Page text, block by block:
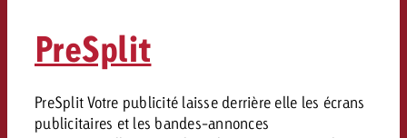
PreSplit
PreSplit Votre publicité laisse derrière elle les écrans
publicitaires et les bandes-annonces